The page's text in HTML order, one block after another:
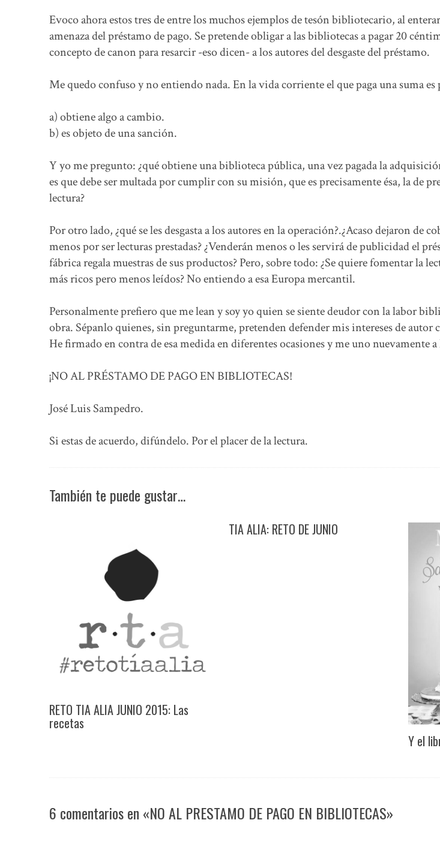
Evoco ahora estos tres de entre los muchos ejemplos de tesón bibliotecario, al
amenaza del préstamo de pago. Se pretende obligar a las bibliotecas a pagar 20
concepto de canon para resarcir -eso dicen- a los autores del desgaste del préstamo.
Me quedo confuso y no entiendo nada. En la vida corriente el que paga una suma es
a) obtiene algo a cambio.
b) es objeto de una sanción.
Y yo me pregunto: ¿qué obtiene una biblioteca pública, una vez pagada la
es que debe ser multada por cumplir con su misión, que es precisamente ésa, la de
lectura?
Por otro lado, ¿qué se les desgasta a los autores en la operación?.¿Acaso dejaron de
menos por ser lecturas prestadas? ¿Venderán menos o les servirá de publicidad el
fábrica regala muestras de sus productos? Pero, sobre todo: ¿Se quiere fomentar la
más ricos pero menos leídos? No entiendo a esa Europa mercantil.
Personalmente prefiero que me lean y soy yo quien se siente deudor con la labor
obra. Sépanlo quienes, sin preguntarme, pretenden defender mis intereses de autor
He firmado en contra de esa medida en diferentes ocasiones y me uno nuevamente a
¡NO AL PRÉSTAMO DE PAGO EN BIBLIOTECAS!
José Luis Sampedro.
Si estas de acuerdo, difúndelo. Por el placer de la lectura.
También te puede gustar…
RETO TIA ALIA JUNIO 2015: Las
recetas
TIA ALIA: RETO DE JUNIO
Y el
6 comentarios en «NO AL PRESTAMO DE PAGO EN BIBLIOTECAS»